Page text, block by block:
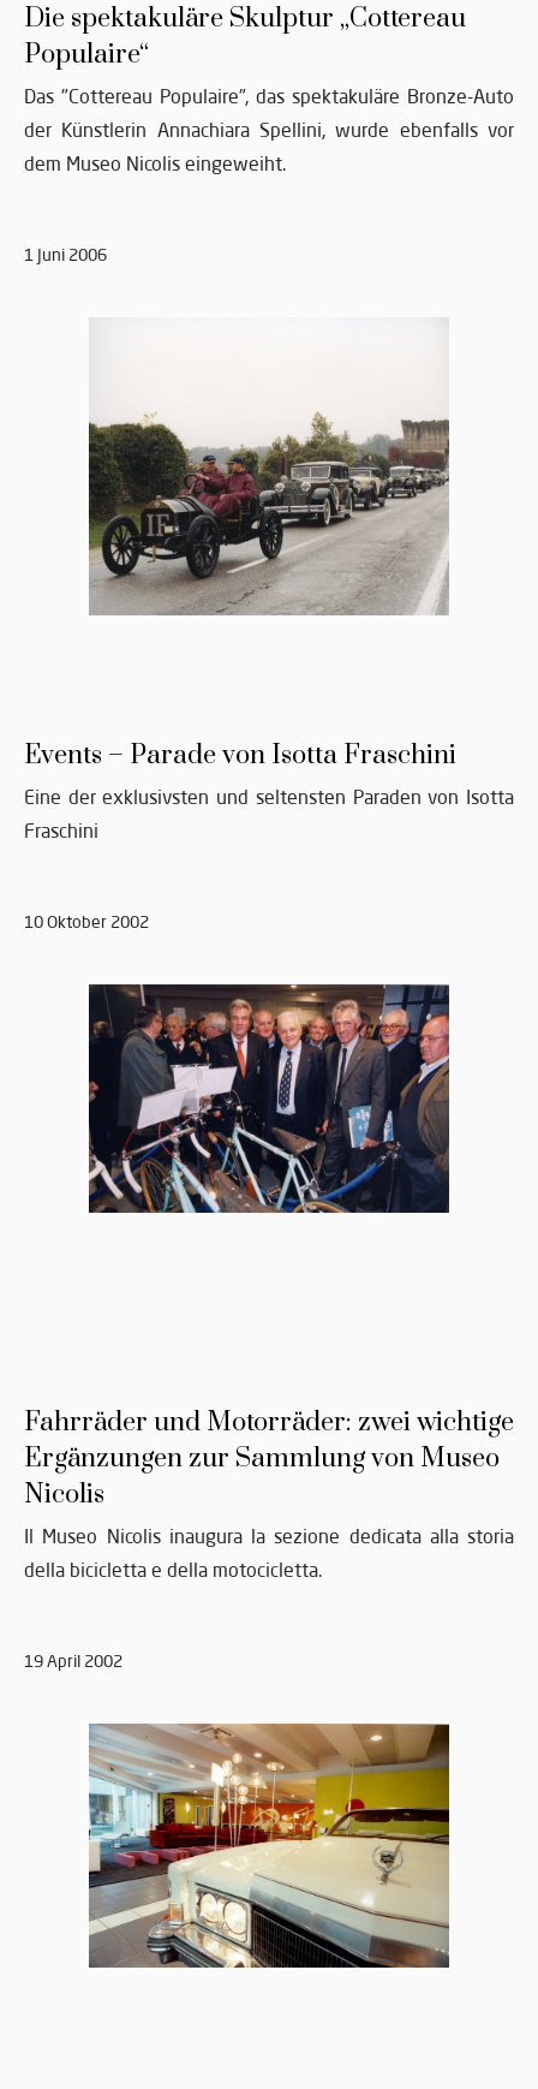
Die spektakuläre Skulptur „Cottereau
Populaire“
Das "Cottereau Populaire", das spektakuläre Bronze-Auto
der Künstlerin Annachiara Spellini, wurde ebenfalls vor
dem Museo Nicolis eingeweiht.
1 Juni 2006
Events – Parade von Isotta Fraschini
Eine der exklusivsten und seltensten Paraden von Isotta
Fraschini
10 Oktober 2002
Fahrräder und Motorräder: zwei wichtige
Ergänzungen zur Sammlung von Museo
Nicolis
Il Museo Nicolis inaugura la sezione dedicata alla storia
della bicicletta e della motocicletta.
19 April 2002